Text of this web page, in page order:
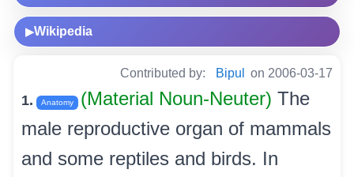
▶Wikipedia
Contributed by: Bipul on 2006-03-17
1. Anatomy (Material Noun-Neuter) The
male reproductive organ of mammals
and some reptiles and birds. In